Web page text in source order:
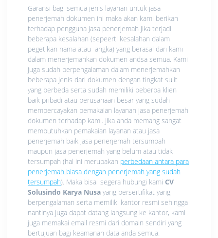
Garansi bagi semua jenis layanan untuk jasa
penerjemah dokumen ini maka akan kami berikan
terhadap pengguna jasa penerjemah jika terjadi
beberapa kesalahan (sepeerti kesalahan dalam
pegetikan nama atau angka) yang berasal dari kami
dalam menerjemahkan dokumen andsa semua. Kami
juga sudah berpengalaman dalam menerjemahkan
beberapa jenis dari dokumen dengan tingkat sulit
yang berbeda serta sudah memiliki beberpa klien
baik pribadi atau perusahaan besar yang sudah
mempercayakan pemakaian layanan jasa penerjemah
dokumen terhadap kami. Jika anda memang sangat
membutuhkan pemakaian layanan atau jasa
penerjemah baik jasa penerjemah tersumpah
maupun jasa penerjemah yang belum atau tidak
tersumpah (hal ini merupakan perbedaan antara para
penerjemah biasa dengan penerjemah yang sudah
tersumpah). Maka bisa segera hubungi kami CV
Solusindo Karya Nusa yang bersertifikat yang
berpengalaman serta memiliki kantor resmi sehingga
nantinya juga dapat datang langsung ke kantor, kami
juga memakai email resmi dari domain sendiri yang
bertujuan bagi keamanan data anda semua.